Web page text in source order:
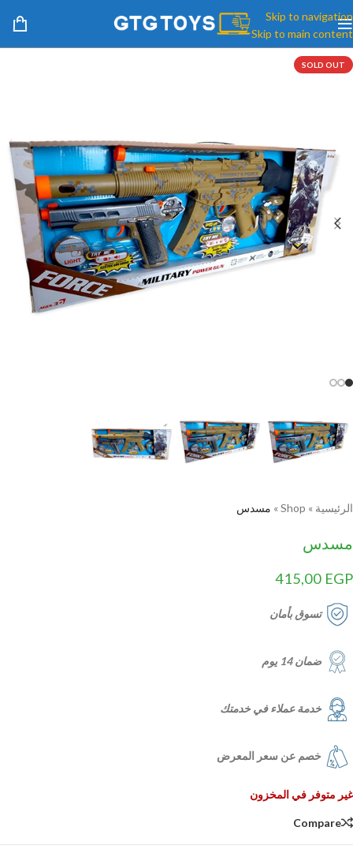
Skip to navigation
Skip to main content
SOLD OUT
الرئيسية »
Shop
» مسدس
مسدس
415,00 EGP
تسوق بأمان
ضمان 14 يوم
خدمة عملاء في خدمتك
خصم عن سعر المعرض
غير متوفر في المخزون
Compare